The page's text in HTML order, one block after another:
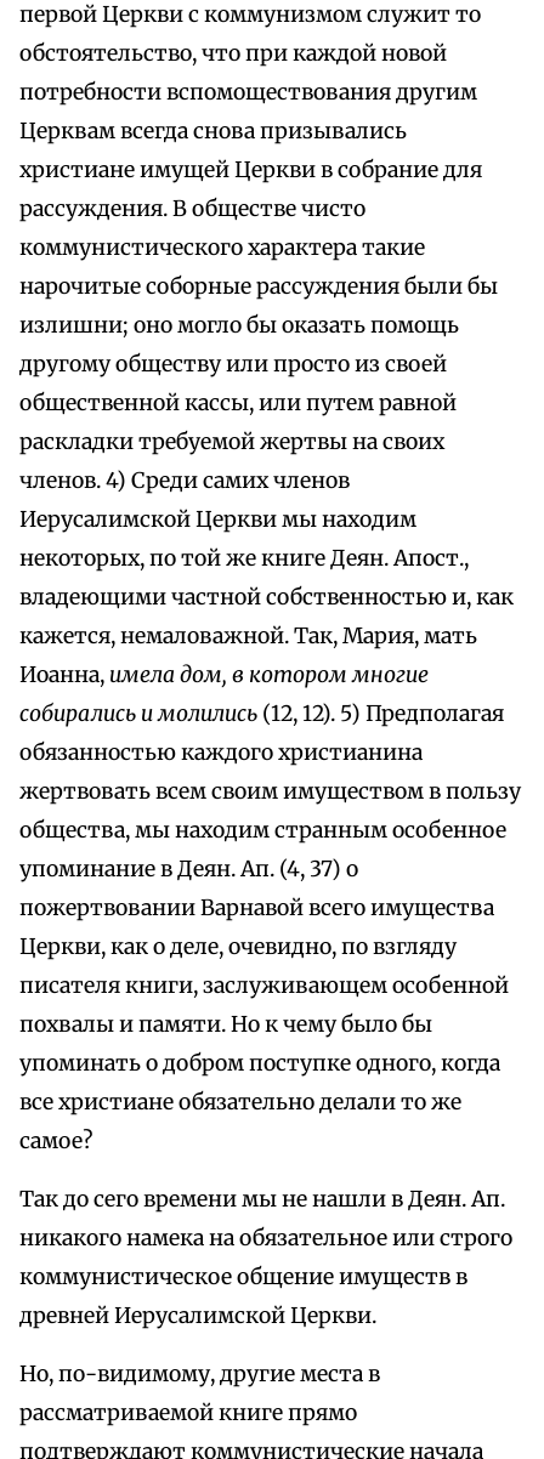
первой Церкви с коммунизмом служит то
обстоятельство, что при каждой новой
потребности вспомоществования другим
Церквам всегда снова призывались
христиане имущей Церкви в собрание для
рассуждения. В обществе чисто
коммунистического характера такие
нарочитые соборные рассуждения были бы
излишни; оно могло бы оказать помощь
другому обществу или просто из своей
общественной кассы, или путем равной
раскладки требуемой жертвы на своих
членов. 4) Среди самих членов
Иерусалимской Церкви мы находим
некоторых, по той же книге Деян. Апост.,
владеющими частной собственностью и, как
кажется, немаловажной. Так, Мария, мать
Иоанна, имела дом, в котором многие
собирались и молились (12, 12). 5) Предполагая
обязанностью каждого христианина
жертвовать всем своим имуществом в пользу
общества, мы находим странным особенное
упоминание в Деян. Ап. (4, 37) о
пожертвовании Варнавой всего имущества
Церкви, как о деле, очевидно, по взгляду
писателя книги, заслуживающем особенной
похвалы и памяти. Но к чему было бы
упоминать о добром поступке одного, когда
все христиане обязательно делали то же
самое?
Так до сего времени мы не нашли в Деян. Ап.
никакого намека на обязательное или строго
коммунистическое общение имуществ в
древней Иерусалимской Церкви.
Но, по-видимому, другие места в
рассматриваемой книге прямо
подтверждают коммунистические начала